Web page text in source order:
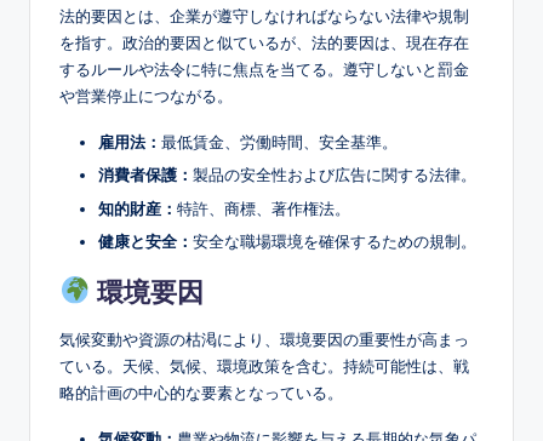
法的要因とは、企業が遵守しなければならない法律や規制
を指す。政治的要因と似ているが、法的要因は、現在存在
するルールや法令に特に焦点を当てる。遵守しないと罰金
や営業停止につながる。
雇用法： 最低賃金、労働時間、安全基準。
消費者保護： 製品の安全性および広告に関する法律。
知的財産： 特許、商標、著作権法。
健康と安全： 安全な職場環境を確保するための規制。
環境要因
気候変動や資源の枯渇により、環境要因の重要性が高まっ
ている。天候、気候、環境政策を含む。持続可能性は、戦
略的計画の中心的な要素となっている。